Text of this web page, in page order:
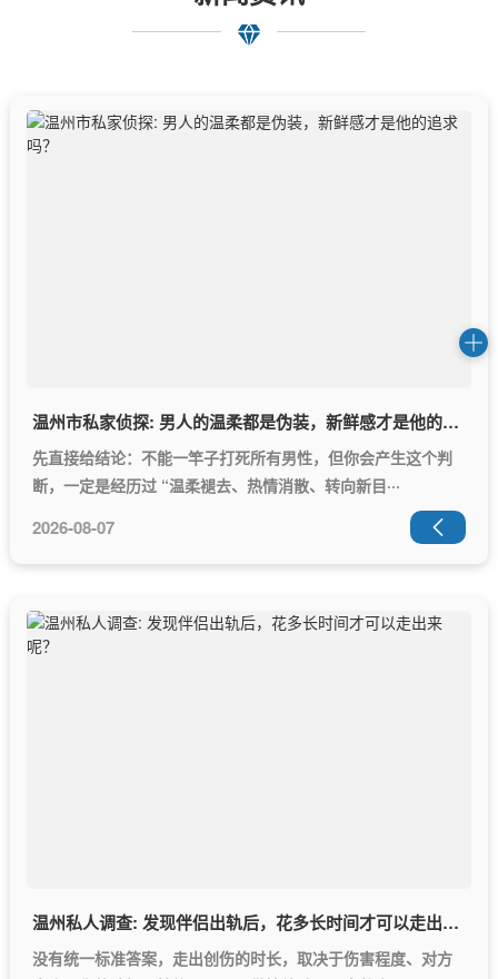
温州市私家侦探: 男人的温柔都是伪装，新鲜感才是他的追求吗？
先直接给结论：不能一竿子打死所有男性，但你会产生这个判
断，一定是经历过 “温柔褪去、热情消散、转向新目···
2026-08-07 
温州私人调查: 发现伴侣出轨后，花多长时间才可以走出来呢？
没有统一标准答案，走出创伤的时长，取决于伤害程度、对方